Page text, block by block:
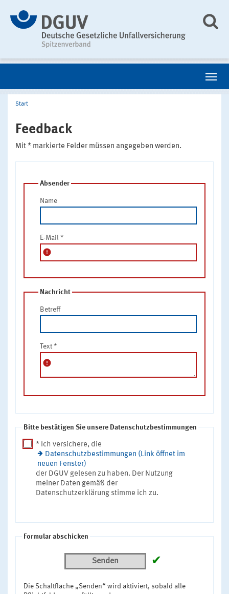
Start
Feedback
Mit * markierte Felder müssen angegeben werden.
Absender
Name
E-Mail *
error
Nachricht
Betreff
Text *
error
Bitte bestätigen Sie unsere Datenschutzbestimmungen
* Ich versichere, die
Datenschutzbestimmungen (Link öffnet im
neuen Fenster)
der DGUV gelesen zu haben. Der Nutzung
meiner Daten gemäß der
Datenschutzerklärung stimme ich zu.
Formular abschicken
Senden ✔
Die Schaltfläche „Senden“ wird aktiviert, sobald alle